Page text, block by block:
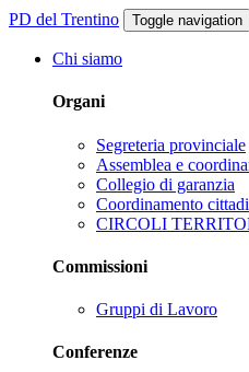
PD del Trentino Toggle navigation
Chi siamo
Organi
Segreteria provinciale
Assemblea e
Collegio di garanzia
Coordinamento
CIRCOLI
Commissioni
Gruppi di Lavoro
Conferenze